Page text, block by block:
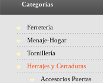
Categorías
Ferretería
Menaje-Hogar
Tornillería
Herrajes y Cerraduras
Accesorios Puertas